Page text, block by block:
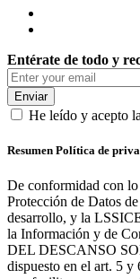
Entérate de todo y
Enviar
He leído y acepto la
Resumen Política de
De conformidad con
Protección de Datos
desarrollo, y la
la Información y de
DEL DESCANSO
dispuesto en el art. 5